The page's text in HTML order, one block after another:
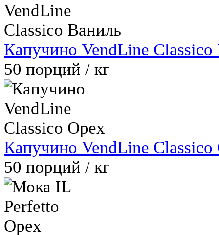
Капучино VendLine Classico
50 порций / кг
Капучино VendLine Classico
50 порций / кг